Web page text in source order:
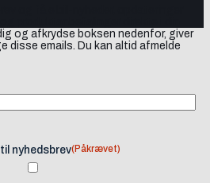
og afkrydse boksen nedenfor, giver
disse emails. Du kan altid afmelde
nyhedsbrev(Påkrævet)